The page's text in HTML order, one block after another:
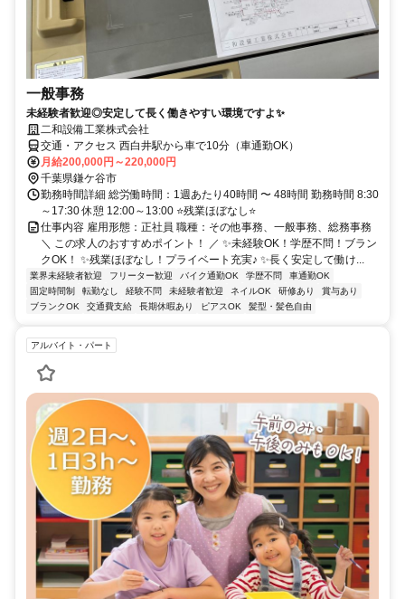
一般事務
未経験者歓迎◎安定して長く働きやすい環境ですよ✨
二和設備工業株式会社
交通・アクセス 西白井駅から車で10分（車通勤OK）
月給200,000円～220,000円
千葉県鎌ケ谷市
勤務時間詳細 総労働時間：1週あたり40時間 〜 48時間 勤務時間 8:30
～17:30 休憩 12:00～13:00 ⭐残業ほぼなし⭐
仕事内容 雇用形態：正社員 職種：その他事務、一般事務、総務事務
＼ この求人のおすすめポイント！ ／ ✨未経験OK！学歴不問！ブラン
クOK！ ✨残業ほぼなし！プライベート充実♪ ✨長く安定して働け...
業界未経験者歓迎 フリーター歓迎 バイク通勤OK 学歴不問
車通勤OK
固定時間制
転勤なし 経験不問 未経験者歓迎 ネイルOK 研修あり
賞与あり
ブランクOK
交通費支給 長期休暇あり ピアスOK 髪型・髪色自由
アルバイト・パート